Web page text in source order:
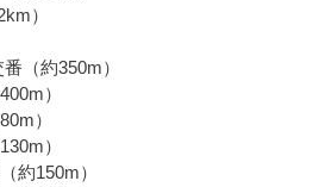
）
（約350m）
）
）
）
約150m）